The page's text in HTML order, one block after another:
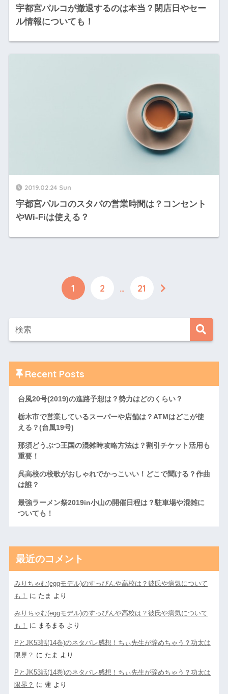
宇都宮パルコが撤退するのは本当？閉店日やセー
ル情報についても！
2019.02.24 Sun
宇都宮パルコのスタバの営業時間は？コンセント
やWi-Fiは使える？
1 2 … 21
Recent Posts
台風20号(2019)の進路予想は？勢力はどのくらい？
栃木市で営業しているスーパーや店舗は？ATMはどこが使
える？(台風19号)
那須どうぶつ王国の混雑時攻略方法は？割引チケット活用も
重要！
呉高校の校歌がおしゃれでかっこいい！どこで聞ける？作曲
は誰？
最強ラーメン祭2019in小山の開催日程は？駐車場や混雑に
ついても！
最近のコメント
みりちゃむ(eggモデル)のすっぴんや高校は？彼氏や病気について
も！
に たま より
みりちゃむ(eggモデル)のすっぴんや高校は？彼氏や病気について
も！
に まるまる より
PとJK53話(14巻)のネタバレ感想！ちぃ先生が辞めちゃう？功太は
限界？ に たま より
PとJK53話(14巻)のネタバレ感想！ちぃ先生が辞めちゃう？功太は
限界？ に 蓮より